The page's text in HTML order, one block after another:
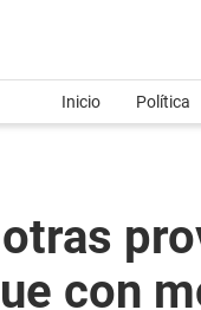
Inicio Política
con